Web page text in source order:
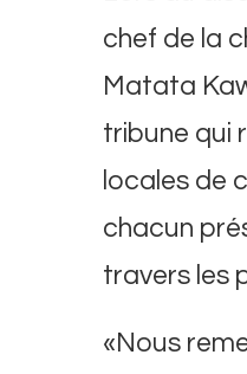
chef de la
Matata
tribune qui
locales de
chacun
travers les
«Nous